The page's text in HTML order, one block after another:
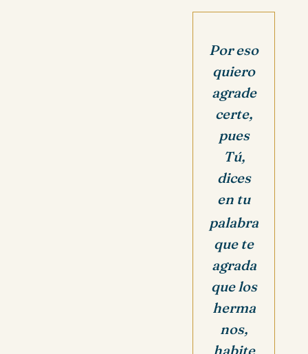
Por eso
quiero
agrade
certe,
pues
Tú,
dices
en tu
palabra
que te
agrada
que los
herma
nos,
habite